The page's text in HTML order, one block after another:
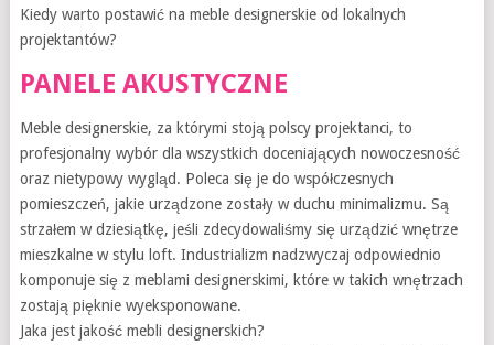
Kiedy warto postawić na meble designerskie od lokalnych
projektantów?
PANELE AKUSTYCZNE
Meble designerskie, za którymi stoją polscy projektanci, to
profesjonalny wybór dla wszystkich doceniających nowoczesność
oraz nietypowy wygląd. Poleca się je do współczesnych
pomieszczeń, jakie urządzone zostały w duchu minimalizmu. Są
strzałem w dziesiątkę, jeśli zdecydowaliśmy się urządzić wnętrze
mieszkalne w stylu loft. Industrializm nadzwyczaj odpowiednio
komponuje się z meblami designerskimi, które w takich wnętrzach
zostają pięknie wyeksponowane.
Jaka jest jakość mebli designerskich?